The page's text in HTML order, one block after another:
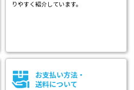
りやすく紹介しています。
お支払い方法・
送料について